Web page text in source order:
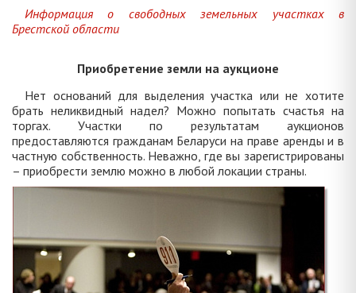
Информация о свободных земельных участках в
Брестской области
Приобретение земли на аукционе
Нет оснований для выделения участка или не хотите
брать неликвидный надел? Можно попытать счастья на
торгах. Участки по результатам аукционов
предоставляются гражданам Беларуси на праве аренды и в
частную собственность. Неважно, где вы зарегистрированы
– приобрести землю можно в любой локации страны.